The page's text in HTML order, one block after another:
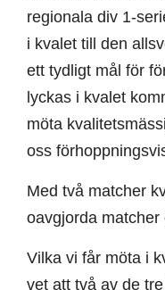
regionala div 1-
i kvalet till den
ett tydligt mål för
lyckas i kvalet
möta
oss
Med två matcher
oavgjorda matcher
Vilka vi får möta i
vet att två av de